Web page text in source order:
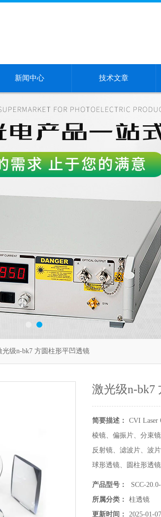
新闻中心 技术文章
光级n-bk7 方圆柱形平凹透镜
激光级n-bk7
简要描述：
CVI Laser
棱镜、偏振片、分束
反射镜、滤波片、波
球形透镜、圆柱形透
支持各种定制化需求
--------------------------
北京波威科技作为CVI
产品型号：
SCC-
所属分类：
柱透镜
更新时间：
2025-01-07